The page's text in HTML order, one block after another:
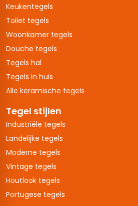
Keukentegels
Toilet tegels
Woonkamer tegels
Douche tegels
Tegels hal
Tegels in huis
Alle keramische tegels
Tegel stijlen
Industriële tegels
Landelijke tegels
Moderne tegels
Vintage tegels
Houtlook tegels
Portugese tegels